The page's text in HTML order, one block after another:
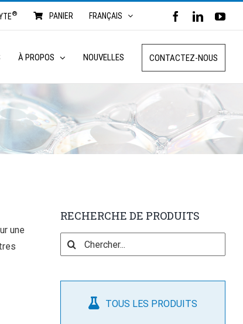
® PANIER FRANÇAIS FACEBOOK
À PROPOS NOUVELLES CONTACTEZ-NOUS
une
RECHERCHE DE PRODUITS
Search
for:
TOUS LES PRODUITS